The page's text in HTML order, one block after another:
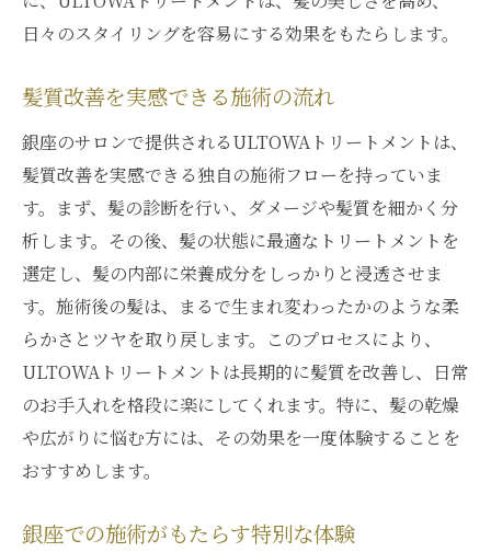
日々のスタイリングを容易にする効果をもたらします。
髪質改善を実感できる施術の流れ
銀座のサロンで提供されるULTOWAトリートメントは、
髪質改善を実感できる独自の施術フローを持っていま
す。まず、髪の診断を行い、ダメージや髪質を細かく分
析します。その後、髪の状態に最適なトリートメントを
選定し、髪の内部に栄養成分をしっかりと浸透させま
す。施術後の髪は、まるで生まれ変わったかのような柔
らかさとツヤを取り戻します。このプロセスにより、
ULTOWAトリートメントは長期的に髪質を改善し、日常
のお手入れを格段に楽にしてくれます。特に、髪の乾燥
や広がりに悩む方には、その効果を一度体験することを
おすすめします。
銀座での施術がもたらす特別な体験